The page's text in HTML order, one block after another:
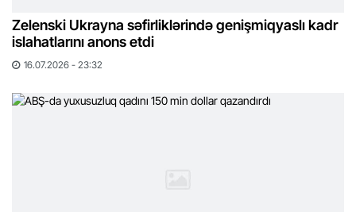
Zelenski Ukrayna səfirliklərində genişmiqyaslı kadr
islahatlarını anons etdi
16.07.2026 - 23:32